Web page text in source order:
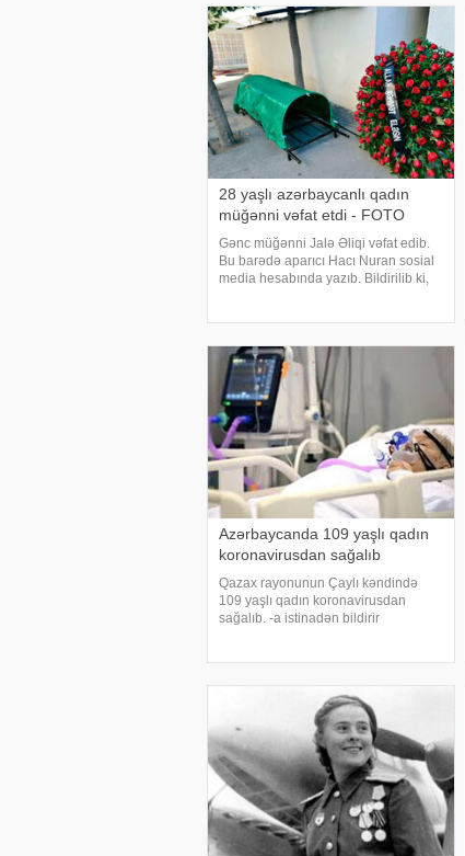
qarşılaşırsan. Mən bir iş görənd
28 yaşlı azərbaycanlı qadın
müğənni vəfat etdi - FOTO
Gənc müğənni Jalə Əliqi vəfat edib.
Bu barədə aparıcı Hacı Nuran sosial
media hesabında yazıb. Bildirilib ki,
qəflətən vəfa
Azərbaycanda 109 yaşlı qadın
koronavirusdan sağalıb
Qazax rayonunun Çaylı kəndində
109 yaşlı qadın koronavirusdan
sağalıb. -a istinadən bildirir
edək ki, 109 yaşlı qadın səkki